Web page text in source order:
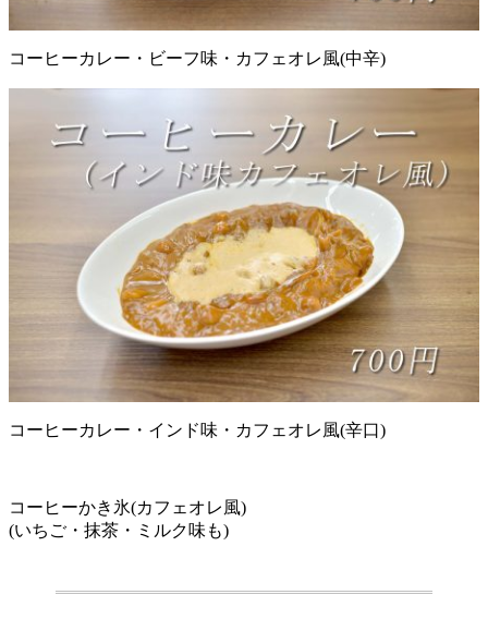
コーヒーカレー・ビーフ味・カフェオレ風(中辛)
コーヒーカレー・インド味・カフェオレ風(辛口)
コーヒーかき氷(カフェオレ風)
(いちご・抹茶・ミルク味も)